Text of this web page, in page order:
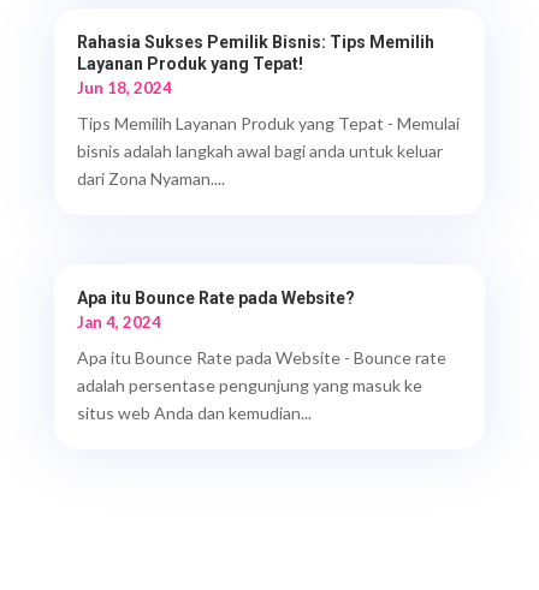
Rahasia Sukses Pemilik Bisnis: Tips Memilih
Layanan Produk yang Tepat!
Jun 18, 2024
Tips Memilih Layanan Produk yang Tepat - Memulai
bisnis adalah langkah awal bagi anda untuk keluar
dari Zona Nyaman....
Apa itu Bounce Rate pada Website?
Jan 4, 2024
Apa itu Bounce Rate pada Website - Bounce rate
adalah persentase pengunjung yang masuk ke
situs web Anda dan kemudian...